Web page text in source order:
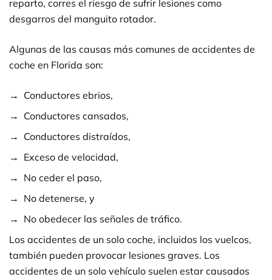
reparto, corres el riesgo de sufrir lesiones como
desgarros del manguito rotador.
Algunas de las causas más comunes de accidentes de
coche en Florida son:
Conductores ebrios,
Conductores cansados,
Conductores distraídos,
Exceso de velocidad,
No ceder el paso,
No detenerse, y
No obedecer las señales de tráfico.
Los accidentes de un solo coche, incluidos los vuelcos,
también pueden provocar lesiones graves. Los
accidentes de un solo vehículo suelen estar causados